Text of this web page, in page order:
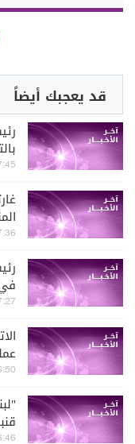
قد يعجبك أيضاً
08-06
08-06
08-06
08-06
08-06